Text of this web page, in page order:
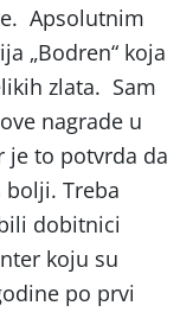
Apsolutnim
„Bodren“ koja
zlata. Sam
nagrade u
je to potvrda da
Treba
dobitnici
koju su
po prvi